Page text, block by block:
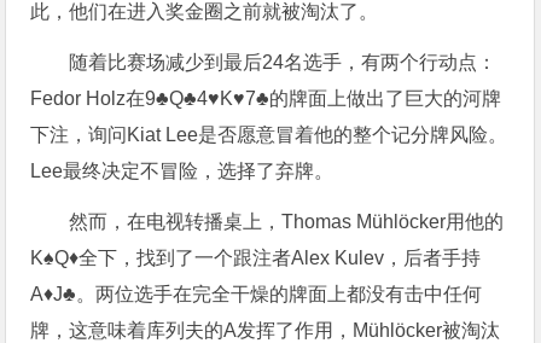
此，他们在进入奖金圈之前就被淘汰了。
随着比赛场减少到最后24名选手，有两个行动点：
Fedor Holz在9♣Q♣4♥K♥7♣的牌面上做出了巨大的河牌
下注，询问Kiat Lee是否愿意冒着他的整个记分牌风险。
Lee最终决定不冒险，选择了弃牌。
然而，在电视转播桌上，Thomas Mühlöcker用他的
K♠Q♦全下，找到了一个跟注者Alex Kulev，后者手持
A♦J♣。两位选手在完全干燥的牌面上都没有击中任何
牌，这意味着库列夫的A发挥了作用，Mühlöcker被淘汰